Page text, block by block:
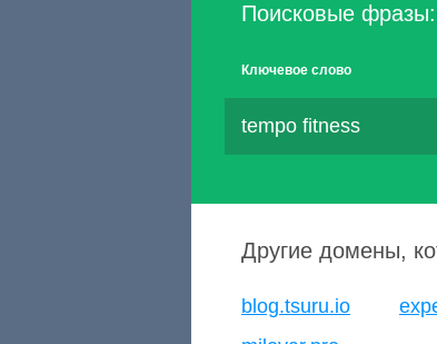
Поисковые фразы:
Ключевое слово
tempo fitness
Другие домены,
blog.tsuru.io